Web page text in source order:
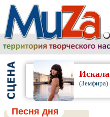
Искала
(Земфира)
Песня дня